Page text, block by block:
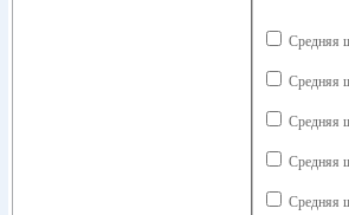
Средняя
Средняя
Средняя
Средняя
Средняя